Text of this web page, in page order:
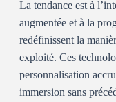
La tendance est à
augmentée et à la
redéfinissent la
exploité. Ces
personnalisation
immersion sans